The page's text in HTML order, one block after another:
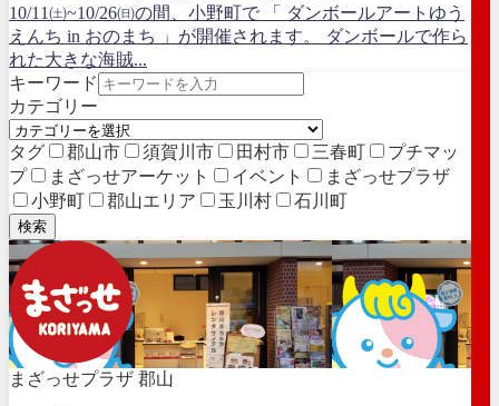
10/11㈯~10/26㈰の間、小野町で 「 ダンボールアートゆう
えんち in おのまち 」が開催されます。 ダンボールで作ら
れた大きな海賊...
キーワード
カテゴリー
タグ 郡山市 須賀川市 田村市 三春町
プチマッ
プ
まざっせアーケット イベント
まざっせプラザ
小野町
郡山エリア 玉川村 石川町
検索
まざっせプラザ 郡山